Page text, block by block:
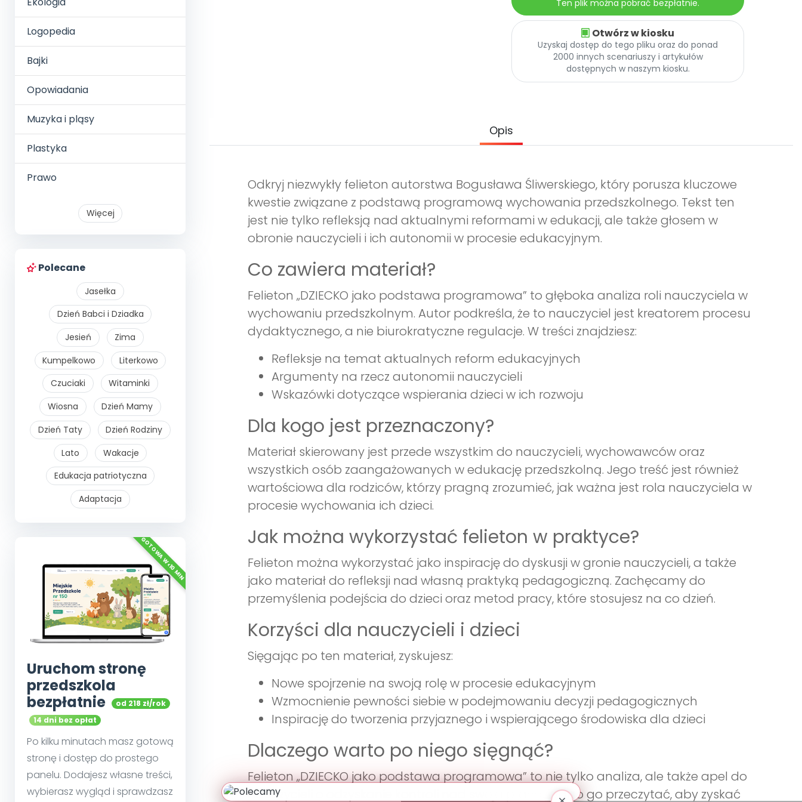
Logopedia
Bajki
Opowiadania
Muzyka i pląsy
Plastyka
Prawo
Więcej
Polecane
Jasełka
Dzień Babci i Dziadka
Jesień
Zima
Kumpelkowo
Literkowo
Czuciaki
Witaminki
Wiosna
Dzień Mamy
Dzień Taty
Dzień Rodziny
Lato
Wakacje
Edukacja patriotyczna
Adaptacja
Uruchom stronę
przedszkola
bezpłatnie
od 218 zł/rok
14 dni bez opłat
Po kilku minutach masz gotową
stronę i dostęp do prostego
panelu. Dodajesz własne treści,
wybierasz wygląd i sprawdzasz
Ten plik można pobrać bezpłatnie.
Otwórz w kiosku
Uzyskaj dostęp do tego pliku oraz do ponad
2000 innych scenariuszy i artykułów
dostępnych w naszym kiosku.
Opis
Odkryj niezwykły felieton autorstwa Bogusława Śliwerskiego, który porusza kluczowe
kwestie związane z podstawą programową wychowania przedszkolnego. Tekst ten
jest nie tylko refleksją nad aktualnymi reformami w edukacji, ale także głosem w
obronie nauczycieli i ich autonomii w procesie edukacyjnym.
Co zawiera materiał?
Felieton „DZIECKO jako podstawa programowa” to głęboka analiza roli nauczyciela w
wychowaniu przedszkolnym. Autor podkreśla, że to nauczyciel jest kreatorem procesu
dydaktycznego, a nie biurokratyczne regulacje. W treści znajdziesz:
Refleksje na temat aktualnych reform edukacyjnych
Argumenty na rzecz autonomii nauczycieli
Wskazówki dotyczące wspierania dzieci w ich rozwoju
Dla kogo jest przeznaczony?
Materiał skierowany jest przede wszystkim do nauczycieli, wychowawców oraz
wszystkich osób zaangażowanych w edukację przedszkolną. Jego treść jest również
wartościowa dla rodziców, którzy pragną zrozumieć, jak ważna jest rola nauczyciela w
procesie wychowania ich dzieci.
Jak można wykorzystać felieton w praktyce?
Felieton można wykorzystać jako inspirację do dyskusji w gronie nauczycieli, a także
jako materiał do refleksji nad własną praktyką pedagogiczną. Zachęcamy do
przemyślenia podejścia do dzieci oraz metod pracy, które stosujesz na co dzień.
Korzyści dla nauczycieli i dzieci
Sięgając po ten materiał, zyskujesz:
Nowe spojrzenie na swoją rolę w procesie edukacyjnym
Wzmocnienie pewności siebie w podejmowaniu decyzji pedagogicznych
Inspirację do tworzenia przyjaznego i wspierającego środowiska dla dzieci
Dlaczego warto po niego sięgnąć?
Felieton „DZIECKO jako podstawa programowa” to nie tylko analiza, ale także apel do
nauczycieli o odzyskanie kontroli nad swoją pracą. Warto go przeczytać, aby zyskać